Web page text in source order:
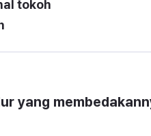
tokoh
yang